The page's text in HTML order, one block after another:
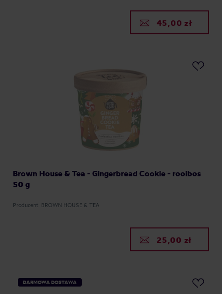
45,00 zł
Brown House & Tea - Gingerbread Cookie - rooibos
50 g
Producent: BROWN HOUSE & TEA
25,00 zł
DARMOWA DOSTAWA